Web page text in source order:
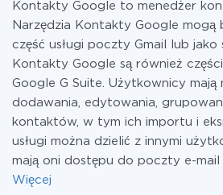
Kontakty Google to menedżer
Narzędzia Kontakty Google mogą
część usługi poczty Gmail lub jako
Kontakty Google są również
Google G Suite. Użytkownicy mają
dodawania, edytowania,
kontaktów, w tym ich importu i
usługi można dzielić z innymi
mają oni dostępu do poczty e-mail
Więcej